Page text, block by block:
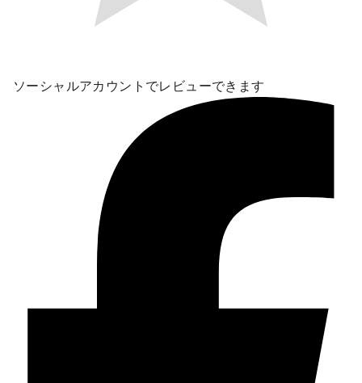
ソーシャルアカウントでレビューできます